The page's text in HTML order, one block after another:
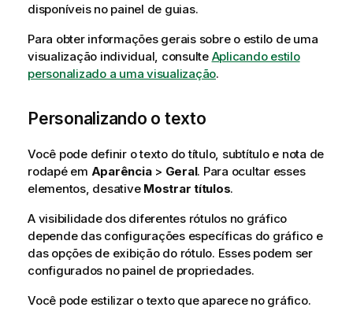
disponíveis no painel de guias.
Para obter informações gerais sobre o estilo de uma
visualização individual, consulte Aplicando estilo
personalizado a uma visualização.
Personalizando o texto
Você pode definir o texto do título, subtítulo e nota de
rodapé em Aparência> Geral. Para ocultar esses
elementos, desative Mostrar títulos.
A visibilidade dos diferentes rótulos no gráfico
depende das configurações específicas do gráfico e
das opções de exibição do rótulo. Esses podem ser
configurados no painel de propriedades.
Você pode estilizar o texto que aparece no gráfico.